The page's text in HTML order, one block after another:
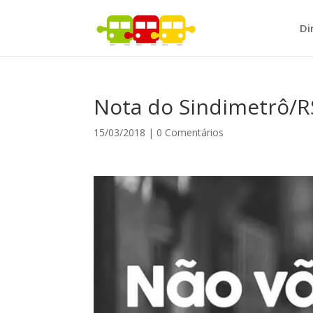
Nota do Sindimetrô/
15/03/2018 | 0 Comentários